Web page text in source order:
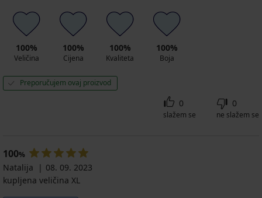
100%
Veličina
100%
Cijena
100%
Kvaliteta
100%
Boja
Preporučujem ovaj proizvod
0
slažem se
0
ne slažem se
100%
Natalija
08. 09. 2023
kupljena veličina XL